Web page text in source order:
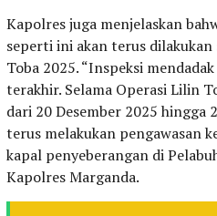
Kapolres juga menjelaskan
seperti ini akan terus dilakukan
Toba 2025. “Inspeksi
terakhir. Selama Operasi Lilin
dari 20 Desember 2025 hingga
terus melakukan pengawasan
kapal penyeberangan di
Kapolres Marganda.